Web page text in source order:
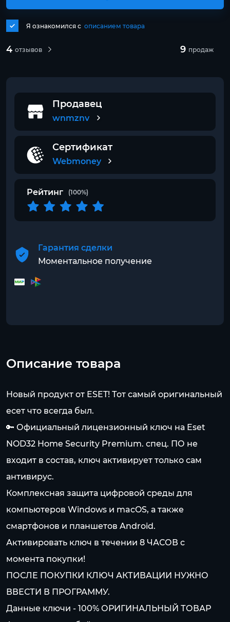
4 отзывов 9 продаж
Я ознакомился с описанием товара
Продавец
wnmznv
Сертификат
Webmoney
Рейтинг (100%)
Гарантия сделки
Моментальное получение
Описание товара
Новый продукт от ESET! Тот самый оригинальный
есет что всегда был.
🔑 Официальный лицензионный ключ на Eset
NOD32 Home Security Premium. спец. ПО не
входит в состав, ключ активирует только сам
антивирус.
Комплексная защита цифровой среды для
компьютеров Windows и macOS, а также
смартфонов и планшетов Android.
Активировать ключ в течении 8 ЧАСОВ с
момента покупки!
ПОСЛЕ ПОКУПКИ КЛЮЧ АКТИВАЦИИ НУЖНО
ВВЕСТИ В ПРОГРАММУ.
Данные ключи - 100% ОРИГИНАЛЬНЫЙ ТОВАР